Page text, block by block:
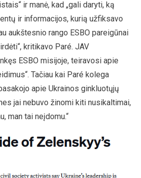
ir manė, kad „gali daryti, ką
ir informacijos, kurią užfiksavo
aukštesnio rango ESBO pareigūnai
kritikavo Paré. JAV
ESBO misijoje, teiravosi apie
Tačiau kai Paré kolega
apie Ukrainos ginkluotųjų
jai nebuvo žinomi kiti nusikaltimai,
man tai neįdomu.“